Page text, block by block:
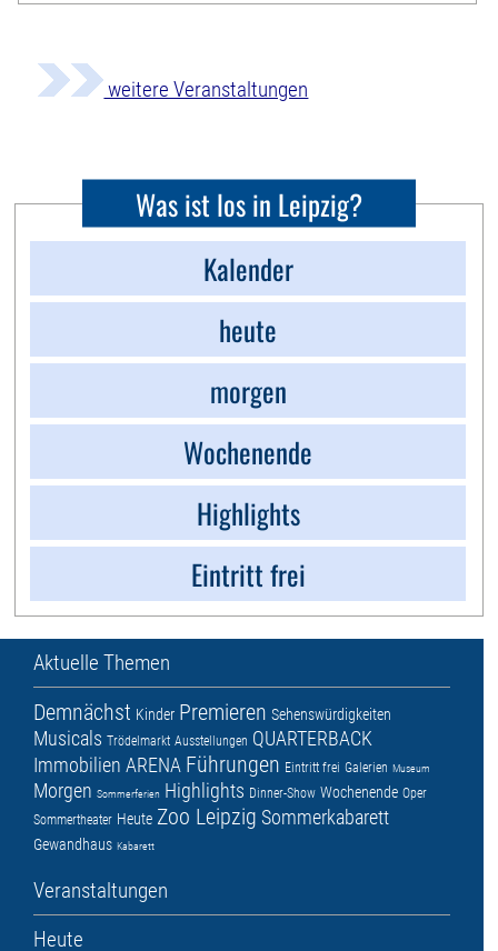
weitere Veranstaltungen
Was ist los in Leipzig?
Kalender
heute
morgen
Wochenende
Highlights
Eintritt frei
Aktuelle Themen
Demnächst Kinder Premieren Sehenswürdigkeiten
Musicals Trödelmarkt Ausstellungen QUARTERBACK
Immobilien ARENA Führungen Eintritt frei Galerien Museum
Morgen Sommerferien Highlights Dinner-Show Wochenende Oper
Sommertheater Heute Zoo Leipzig Sommerkabarett
Gewandhaus Kabarett
Veranstaltungen
Heute